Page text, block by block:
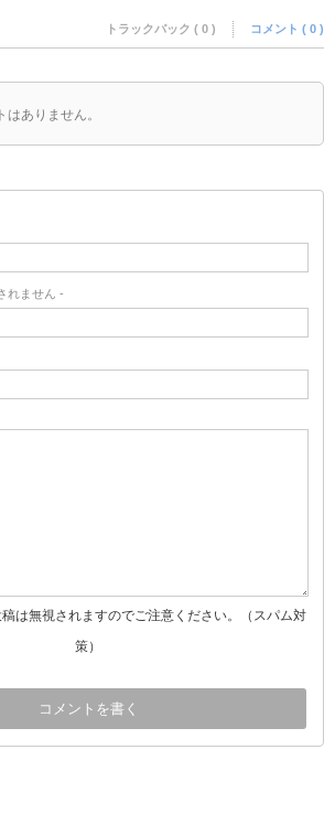
トラックバック ( 0 ) コメント ( 0 )
ありません。
れません -
は無視されますのでご注意ください。（スパム対
策）